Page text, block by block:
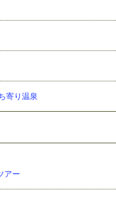
寄り温泉
アー